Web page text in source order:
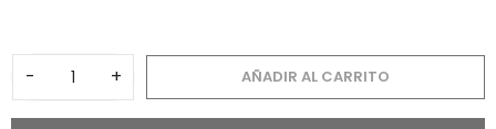
- + AÑADIR AL CARRITO